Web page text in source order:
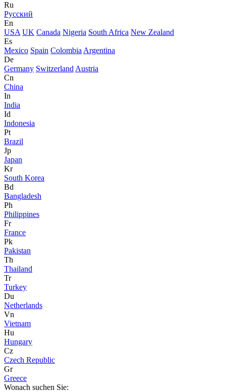
Ru
Русский
En
USA UK Canada Nigeria South Africa New Zealand
Es
Mexico Spain Colombia Argentina
De
Germany Switzerland Austria
Cn
China
In
India
Id
Indonesia
Pt
Brazil
Jp
Japan
Kr
South Korea
Bd
Bangladesh
Ph
Philippines
Fr
France
Pk
Pakistan
Th
Thailand
Tr
Turkey
Du
Netherlands
Vn
Vietnam
Hu
Hungary
Cz
Czech Republic
Gr
Greece
Wonach suchen Sie: